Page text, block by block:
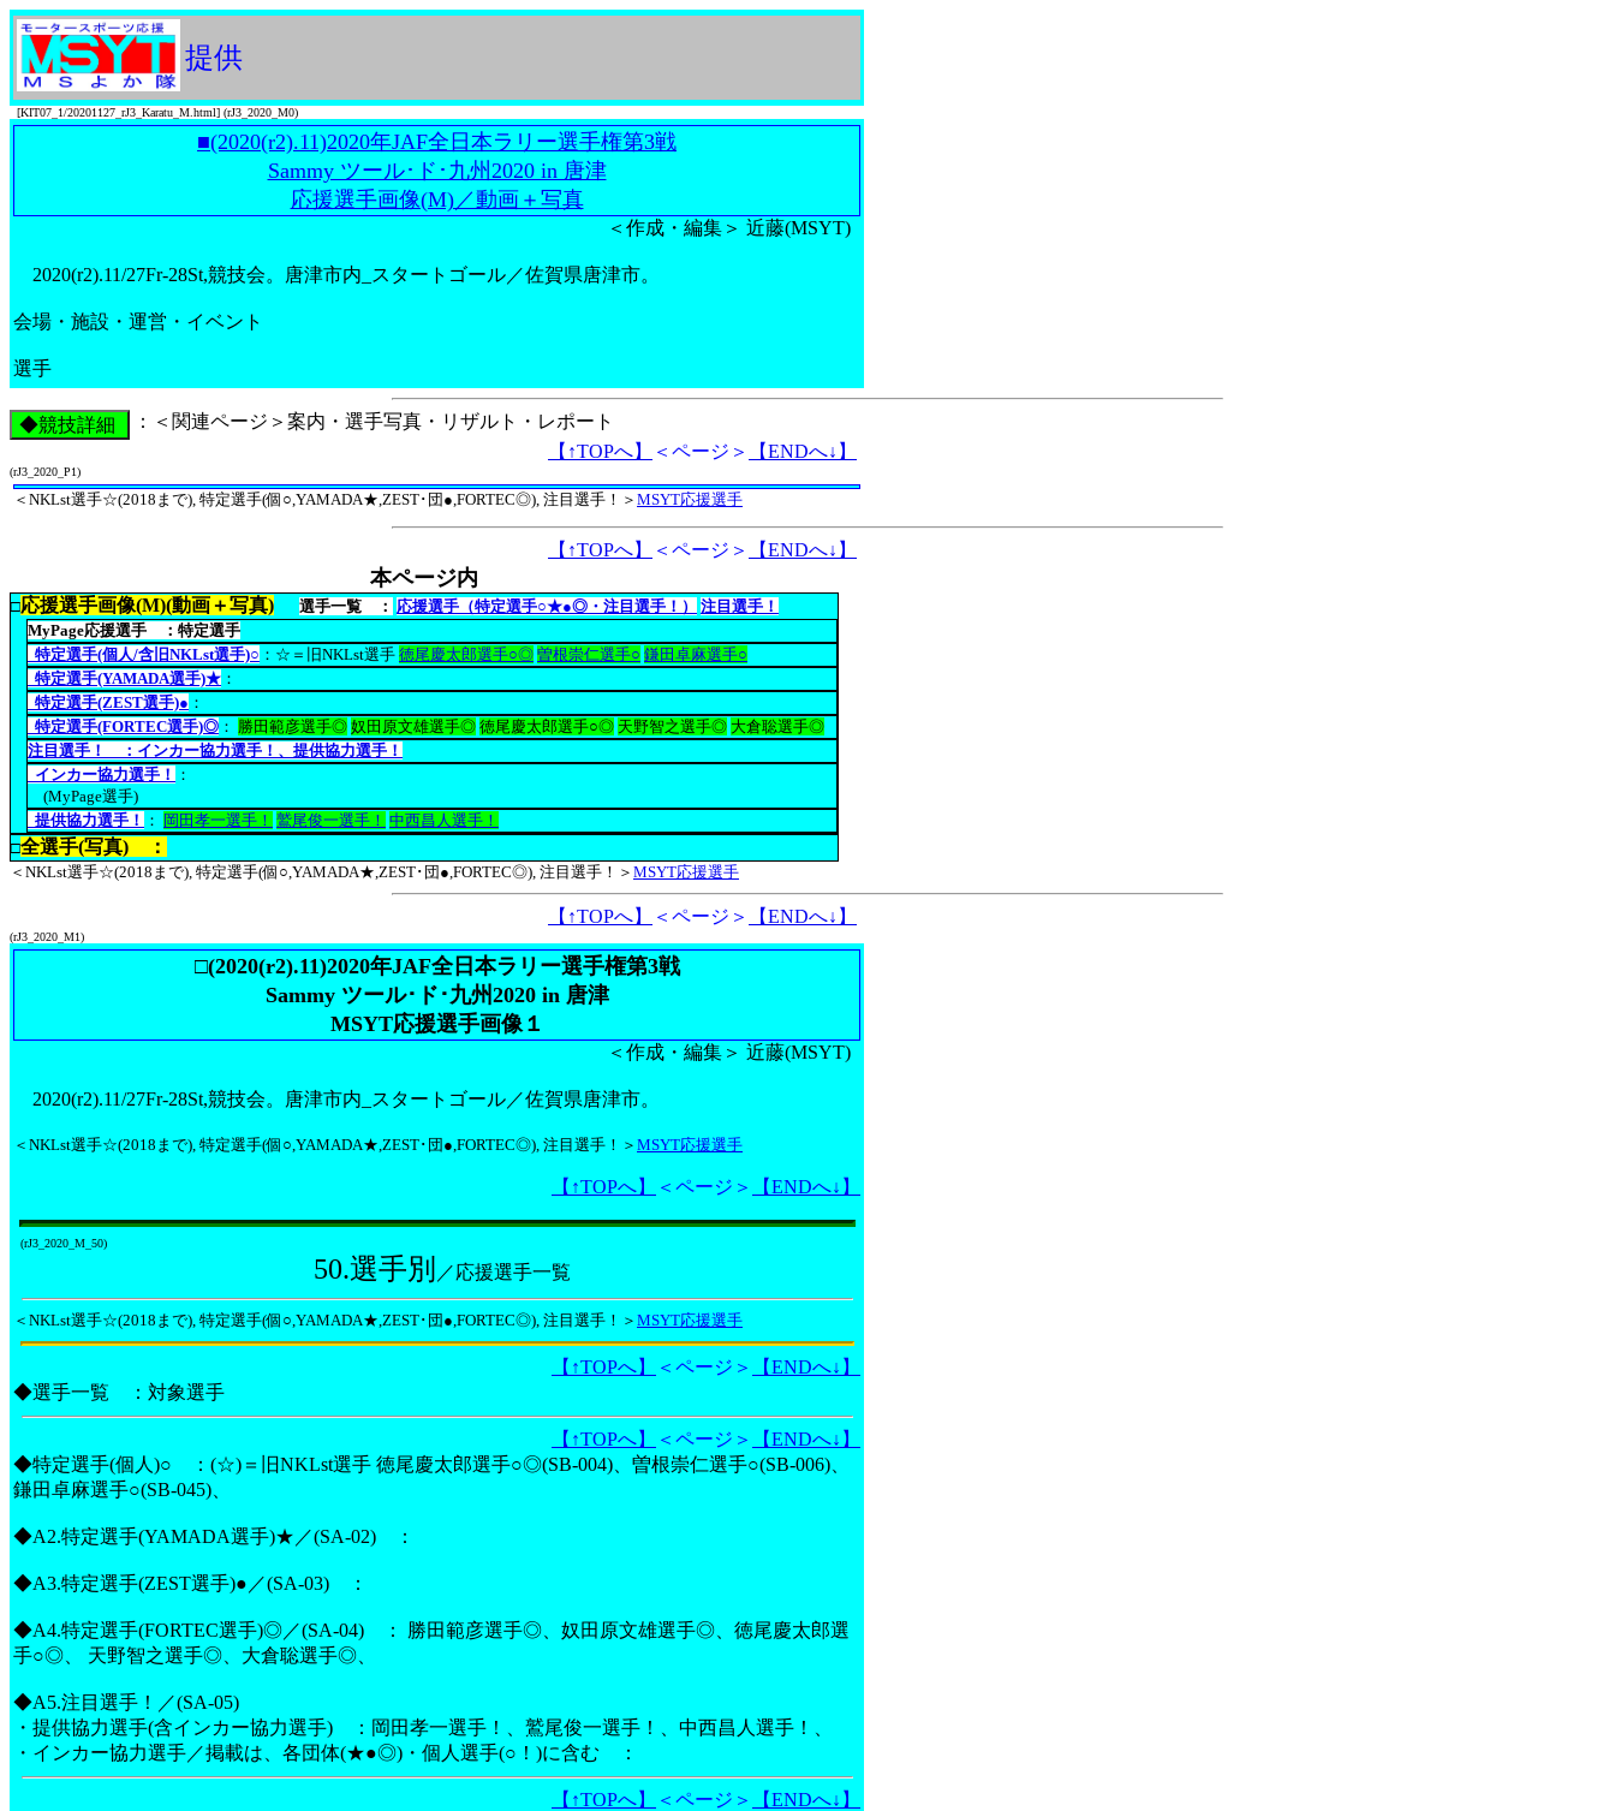
提供
[KIT07_1/20201127_rJ3_Karatu_M.html] (rJ3_2020_M0)
■(2020(r2).11)2020年JAF全日本ラリー選手権第3戦
Sammy ツール･ド･九州2020 in 唐津
応援選手画像(M)／動画＋写真
＜作成・編集＞ 近藤(MSYT)
2020(r2).11/27Fr-28St,競技会。唐津市内_スタートゴール／佐賀県唐津市。
会場・施設・運営・イベント
選手
：＜関連ページ＞案内・選手写真・リザルト・レポート
【↑TOPへ】
＜ページ＞ 【ENDへ↓】
(rJ3_2020_P1)
＜NKLst選手☆(2018まで), 特定選手(個○,YAMADA★,ZEST･団●,FORTEC◎), 注目選手！＞ MSYT応援選手
【↑TOPへ】 ＜ページ＞ 【ENDへ↓】
本ページ内
□応援選手画像(M)(動画＋写真) 選手一覧 ： 応援選手（特定選手○★●◎・注目選手！）
注目選手！
MyPage応援選手 ：特定選手
特定選手(個人/含旧NKLst選手)○ ：☆＝旧NKLst選手 徳尾慶太郎選手○◎ 曽根崇仁選手○ 鎌田卓麻選手○
特定選手(YAMADA選手)★ ：
特定選手(ZEST選手)● ：
特定選手(FORTEC選手)◎ ： 勝田範彦選手◎ 奴田原文雄選手◎ 徳尾慶太郎選手○◎ 天野智之選手◎ 大倉聡選手◎
注目選手！ ：インカー協力選手！、提供協力選手！
インカー協力選手！
：
(MyPage選手)
提供協力選手！
： 岡田孝一選手！ 鷲尾俊一選手！ 中西昌人選手！
□全選手(写真) ：
＜NKLst選手☆(2018まで), 特定選手(個○,YAMADA★,ZEST･団●,FORTEC◎), 注目選手！＞ MSYT応援選手
【↑TOPへ】 ＜ページ＞ 【ENDへ↓】
(rJ3_2020_M1)
□(2020(r2).11)2020年JAF全日本ラリー選手権第3戦
Sammy ツール･ド･九州2020 in 唐津
MSYT応援選手画像１
＜作成・編集＞ 近藤(MSYT)
2020(r2).11/27Fr-28St,競技会。唐津市内_スタートゴール／佐賀県唐津市。
＜NKLst選手☆(2018まで), 特定選手(個○,YAMADA★,ZEST･団●,FORTEC◎), 注目選手！＞ MSYT応援選手
【↑TOPへ】 ＜ページ＞ 【ENDへ↓】
(rJ3_2020_M_50)
50.選手別 ／応援選手一覧
＜NKLst選手☆(2018まで), 特定選手(個○,YAMADA★,ZEST･団●,FORTEC◎), 注目選手！＞ MSYT応援選手
【↑TOPへ】 ＜ページ＞
【ENDへ↓】
◆選手一覧 ：対象選手
【↑TOPへ】 ＜ページ＞
【ENDへ↓】
◆特定選手(個人)○ ：(☆)＝旧NKLst選手 徳尾慶太郎選手○◎(SB-004)、曽根崇仁選手○(SB-006)、
鎌田卓麻選手○(SB-045)、
◆A2.特定選手(YAMADA選手)★／(SA-02) ：
◆A3.特定選手(ZEST選手)●／(SA-03) ：
◆A4.特定選手(FORTEC選手)◎／(SA-04) ： 勝田範彦選手◎、奴田原文雄選手◎、徳尾慶太郎選
手○◎、 天野智之選手◎、大倉聡選手◎、
◆A5.注目選手！／(SA-05)
・提供協力選手(含インカー協力選手) ：岡田孝一選手！、鷲尾俊一選手！、中西昌人選手！、
・インカー協力選手／掲載は、各団体(★●◎)・個人選手(○！)に含む ：
【↑TOPへ】 ＜ページ＞ 【ENDへ↓】